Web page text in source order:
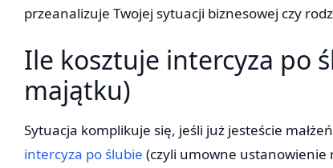
przeanalizuje Twojej sytuacji biznesowej czy
Ile kosztuje intercyza po
majątku)
Sytuacja komplikuje się, jeśli już jesteście
intercyza po ślubie (czyli umowne ustanowienie